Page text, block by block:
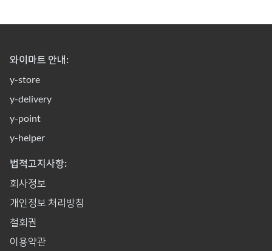
와이마트 안내:
y-store
y-delivery
y-point
y-helper
법적고지사항:
회사정보
개인정보 처리방침
철회권
이용약관